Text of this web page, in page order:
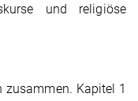
und religiöse
zusammen. Kapitel 1